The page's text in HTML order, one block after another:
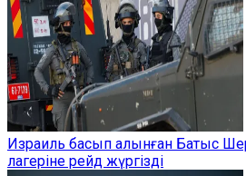
Израиль басып алынған Батыс
лагеріне рейд жүргізді